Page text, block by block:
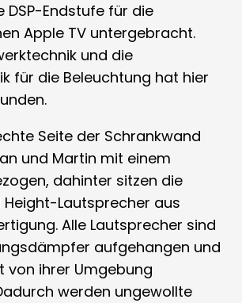
DSP-Endstufe für die
Apple TV untergebracht.
und die
für die Beleuchtung hat hier
Seite der Schrankwand
und Martin mit einem
dahinter sitzen die
Lautsprecher aus
Alle Lautsprecher sind
aufgehangen und
von ihrer Umgebung
werden ungewollte